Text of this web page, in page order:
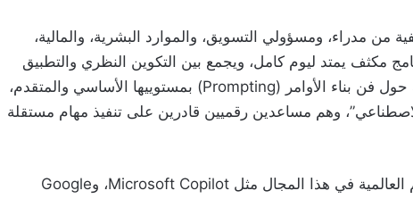
مدراء، ومسؤولي التسويق، والموارد البشرية، والمالية،
مكثف يمتد ليوم كامل، ويجمع بين التكوين النظري والتطبيق
العملي. وتشمل فعاليات اليوم ورشات تفاعلية حول فن بناء الأوامر (Prompting) بمستوييها الأساسي والمتقدم،
وهم مساعدين رقميين قادرين على تنفيذ مهام مستقلة
كما سيتم تقديم مقارنات عملية بين أبرز النظم العالمية في هذا المجال مثل Microsoft Copilot، وGoogle